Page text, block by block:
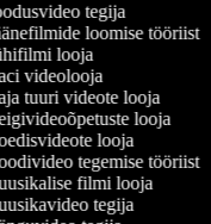
tegija
loomise tööriist
looja
videolooja
tuuri videote looja
looja
looja
tegemise tööriist
filmi looja
tegija